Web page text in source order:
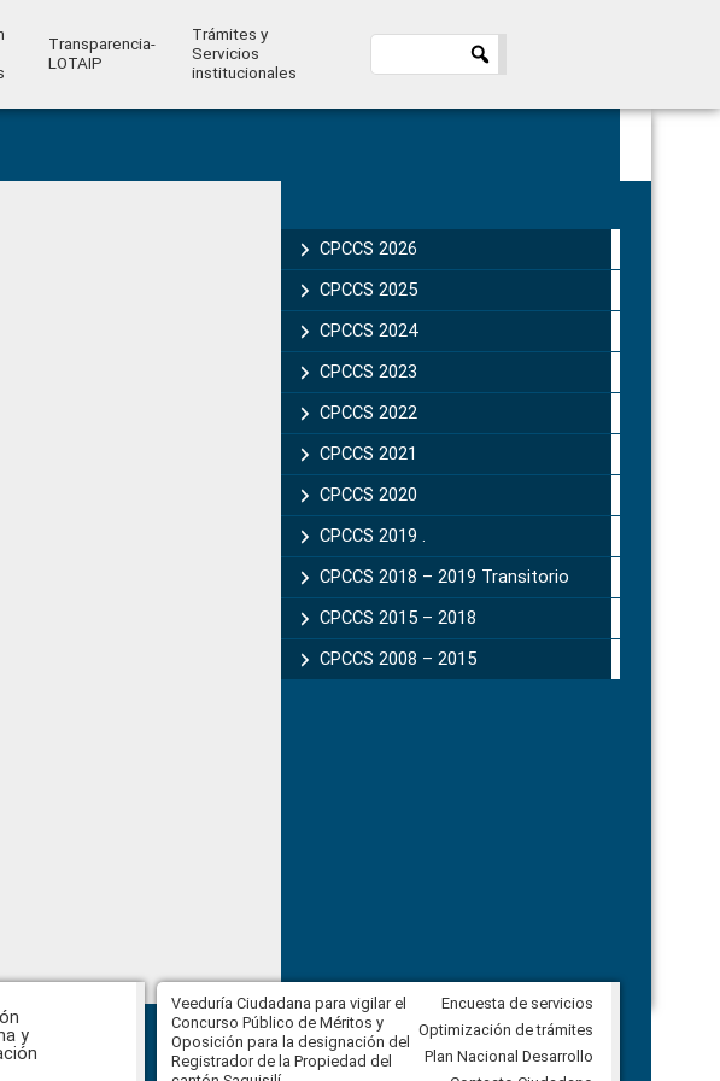
Transparencia-
LOTAIP
Trámites y
Servicios
institucionales
Sidebar
CPCCS 2026
CPCCS 2025
CPCCS 2024
CPCCS 2023
CPCCS 2022
CPCCS 2021
CPCCS 2020
CPCCS 2019 .
CPCCS 2018 – 2019 Transitorio
CPCCS 2015 – 2018
CPCCS 2008 – 2015
y
convocatoria a
de la
Veeduría Ciudadana para vigilar el
Concurso Público de Méritos y
Oposición para la designación del
Registrador de la Propiedad del
Veeduría Ciudadana para vigilar la
construcción del asfaltado de
Ballenita del cantón Santa Elena
Encuesta de servicios
Optimización de trámites
Plan Nacional Desarrollo